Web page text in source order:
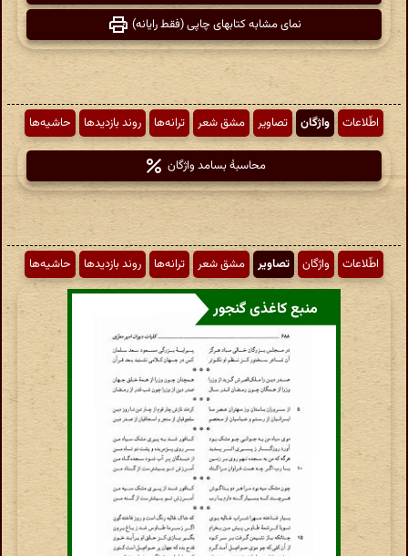
نمای مشابه کتابهای چاپی (فقط رایانه)
اطّلاعات واژگان تصاویر مشق شعر ترانه‌ها روند بازدیدها حاشیه‌ها
محاسبهٔ بسامد واژگان
اطّلاعات واژگان تصاویر مشق شعر ترانه‌ها روند بازدیدها حاشیه‌ها
منبع کاغذی گنجور